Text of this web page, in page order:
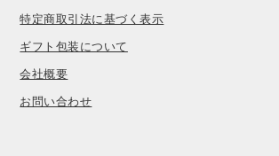
特定商取引法に基づく表示
ギフト包装について
会社概要
お問い合わせ